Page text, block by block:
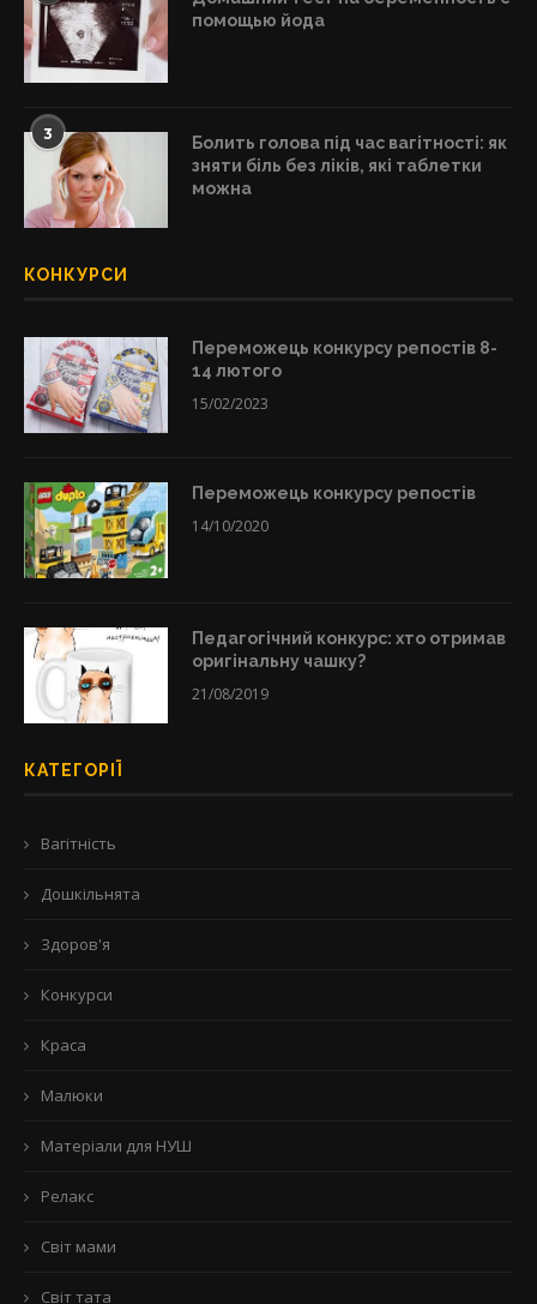
помощью йода
3
Болить голова під час вагітності: як
зняти біль без ліків, які таблетки
можна
КОНКУРСИ
Переможець конкурсу репостів 8-
14 лютого
15/02/2023
Переможець конкурсу репостів
14/10/2020
Педагогічний конкурс: хто отримав
оригінальну чашку?
21/08/2019
КАТЕГОРІЇ
Вагітність
Дошкільнята
Здоров'я
Конкурси
Краса
Малюки
Матеріали для НУШ
Релакс
Світ мами
Світ тата